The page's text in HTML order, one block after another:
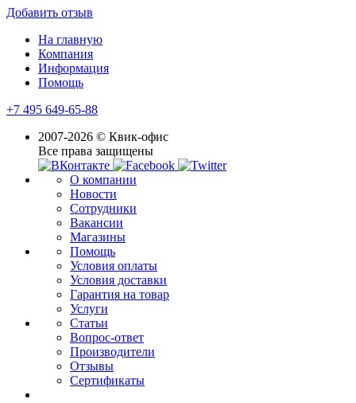
Добавить отзыв
На главную
Компания
Информация
Помощь
+7 495 649-65-88
2007-2026 © Квик-офис
Все права защищены
О компании
Новости
Сотрудники
Вакансии
Магазины
Помощь
Условия оплаты
Условия доставки
Гарантия на товар
Услуги
Статьи
Вопрос-ответ
Производители
Отзывы
Сертификаты